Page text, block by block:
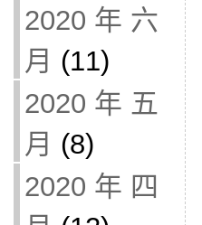
2020 年 六
月 (11)
2020 年 五
月 (8)
2020 年 四